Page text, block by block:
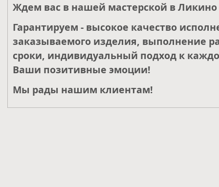
Ждем вас в нашей мастерской в Ликино
Гарантируем - высокое качество
заказываемого изделия, выполнение
сроки, индивидуальный подход к
Ваши позитивные эмоции!
Мы рады нашим клиентам!